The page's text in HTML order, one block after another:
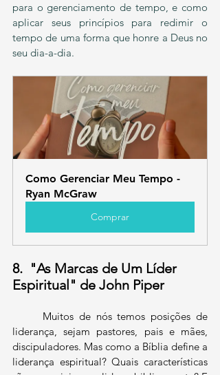
para o gerenciamento de tempo, e como
aplicar seus princípios para redimir o
tempo de uma forma que honre a Deus no
seu dia-a-dia.
Como Gerenciar Meu Tempo -
Ryan McGraw
Comprar
8.  "As Marcas de Um Líder
Espiritual" de John Piper
liderança, sejam pastores, pais e mães,
discipuladores. Mas como a Bíblia define a
liderança espiritual? Quais características